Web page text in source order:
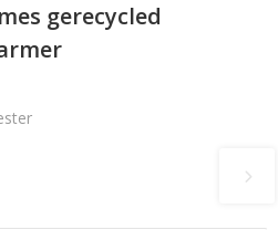
gerecycled